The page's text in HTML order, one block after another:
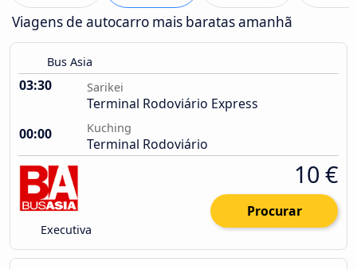
Viagens de autocarro mais baratas amanhã
Bus Asia
03:30 Sarikei
Terminal Rodoviário Express
00:00
Kuching
Terminal Rodoviário
Executiva
10 €
Procurar